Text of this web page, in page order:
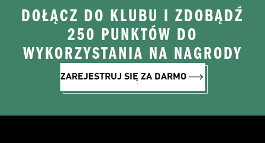
DOŁĄCZ DO KLUBU I ZDOBĄDŹ
250 PUNKTÓW DO
WYKORZYSTANIA NA NAGRODY
ZAREJESTRUJ SIĘ ZA DARMO